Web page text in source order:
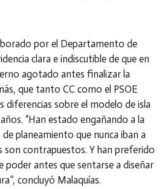
por el Departamento de
clara e indiscutible de que en
agotado antes finalizar la
que tanto CC como el PSOE
diferencias sobre el modelo de isla
“Han estado engañando a la
planeamiento que nunca iban a
son contrapuestos. Y han preferido
poder antes que sentarse a diseñar
concluyó Malaquías.